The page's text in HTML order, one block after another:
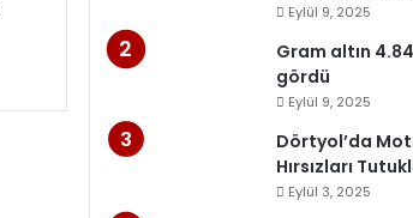
Eylül 9, 2025
Gram altın
gördü
Eylül 9, 2025
Dörtyol’da
Hırsızları
Eylül 3, 2025